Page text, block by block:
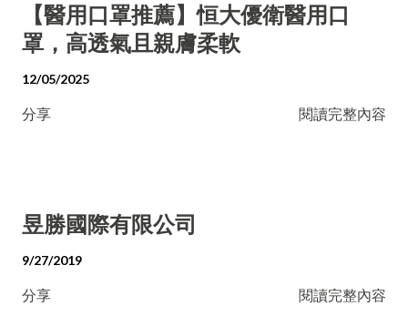
【醫用口罩推薦】恒大優衛醫用口
罩，高透氣且親膚柔軟
12/05/2025
分享 閱讀完整內容
昱勝國際有限公司
9/27/2019
分享 閱讀完整內容